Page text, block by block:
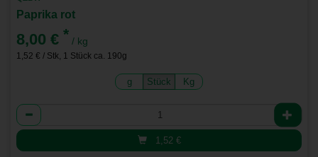
Paprika rot
8,00 € * / kg
1,52 € / Stk, 1 Stück ca. 190g
g Stück Kg
Anzahl
1,52 €